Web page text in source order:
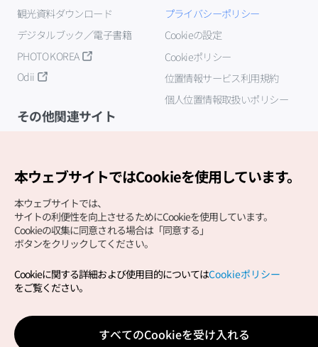
観光資料ダウンロード
デジタルブック／電子書籍
PHOTO KOREA
Odii
プライバシーポリシー
Cookieの設定
Cookieポリシー
位置情報サービス利用規約
個人位置情報取扱いポリシー
その他関連サイト
Copyright (c) Korea Tourism Organization All Rights
サイトエラー報告公式メール
japanese@knto.or.kr
本ウェブサイトではCookieを使用しています。
本ウェブサイトでは、
サイトの利便性を向上させるためにCookieを使用しています。
Cookieの収集に同意される場合は「同意する」
ボタンをクリックしてください。
Cookieに関する詳細および使用目的についてはCookieポリシー
をご覧ください。
すべてのCookieを受け入れる